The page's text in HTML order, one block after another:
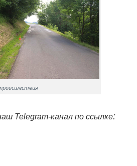
Telegram-канал по ссылке: